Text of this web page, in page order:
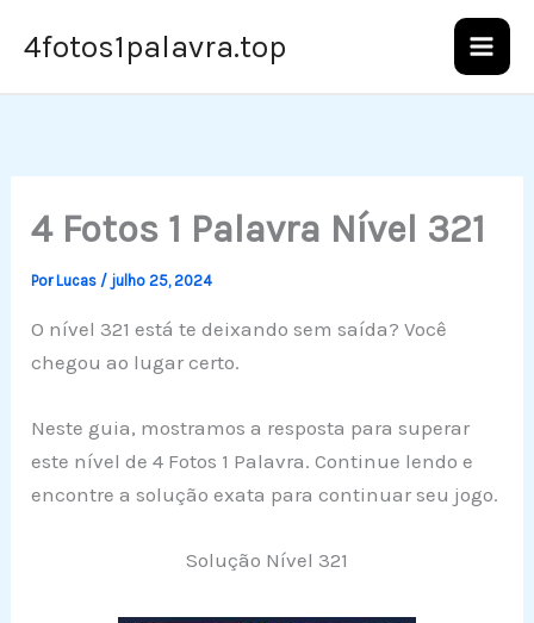
para4fotos1palavra.top
4 Fotos 1 Palavra Nível 321
PorLucas / julho 25, 2024
O nível 321 está te deixando sem saída? Você
chegou ao lugar certo.
Neste guia, mostramos a resposta para superar
este nível de 4 Fotos 1 Palavra. Continue lendo e
encontre a solução exata para continuar seu jogo.
Solução Nível 321